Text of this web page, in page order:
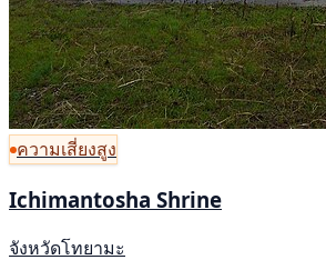
ความเสี่ยงสูง
Ichimantosha Shrine
จังหวัดโทยามะ